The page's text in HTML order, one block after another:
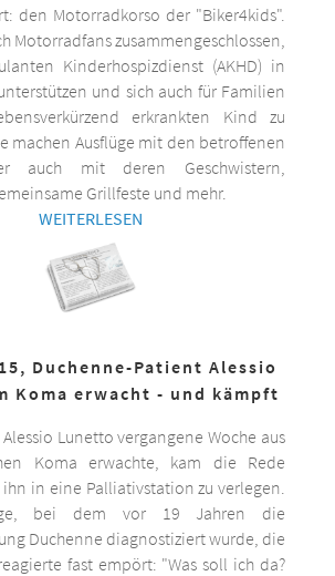
den Motorradkorso der "Biker4kids".
Motorradfans zusammengeschlossen,
Kinderhospizdienst (AKHD) in
und sich auch für Familien
erkrankten Kind zu
machen Ausflüge mit den betroffenen
auch mit deren Geschwistern,
Grillfeste und mehr.
WEITERLESEN
Duchenne-Patient Alessio
Koma erwacht - und kämpft
Alessio Lunetto vergangene Woche aus
Koma erwachte, kam die Rede
in eine Palliativstation zu verlegen.
bei dem vor 19 Jahren die
Duchenne diagnostiziert wurde, die
fast empört: "Was soll ich da?